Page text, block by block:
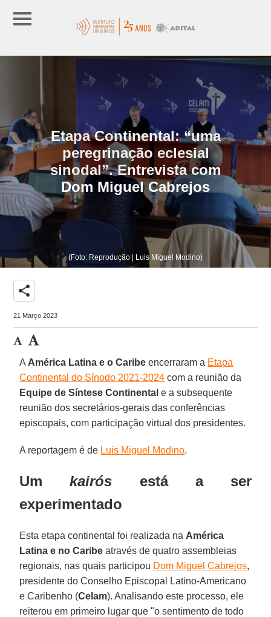
Etapa Continental: “uma
peregrinação eclesial
sinodal”. Entrevista com
Dom Miguel Cabrejos
(Foto: Reprodução | Luis Miguel Modino)
share
21 Março 2023
A América Latina e o Caribe encerraram a Etapa
Continental do Sínodo 2021-2024 com a reunião da
Equipe de Síntese Continental e a subsequente
reunião dos secretários-gerais das conferências
episcopais, com participação virtual dos presidentes.
A reportagem é de Luis Miguel Modino.
Umkairós está a ser
experimentado
Esta etapa continental foi realizada na América
Latina e no Caribe através de quatro assembleias
regionais, nas quais participou Dom Miguel Cabrejos,
presidente do Conselho Episcopal Latino-Americano
e Caribenho (Celam). Analisando este processo, ele
reiterou em primeiro lugar que "o sentimento de todo